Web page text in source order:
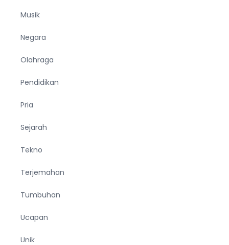
Musik
Negara
Olahraga
Pendidikan
Pria
Sejarah
Tekno
Terjemahan
Tumbuhan
Ucapan
Unik